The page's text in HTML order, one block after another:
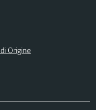
Origine